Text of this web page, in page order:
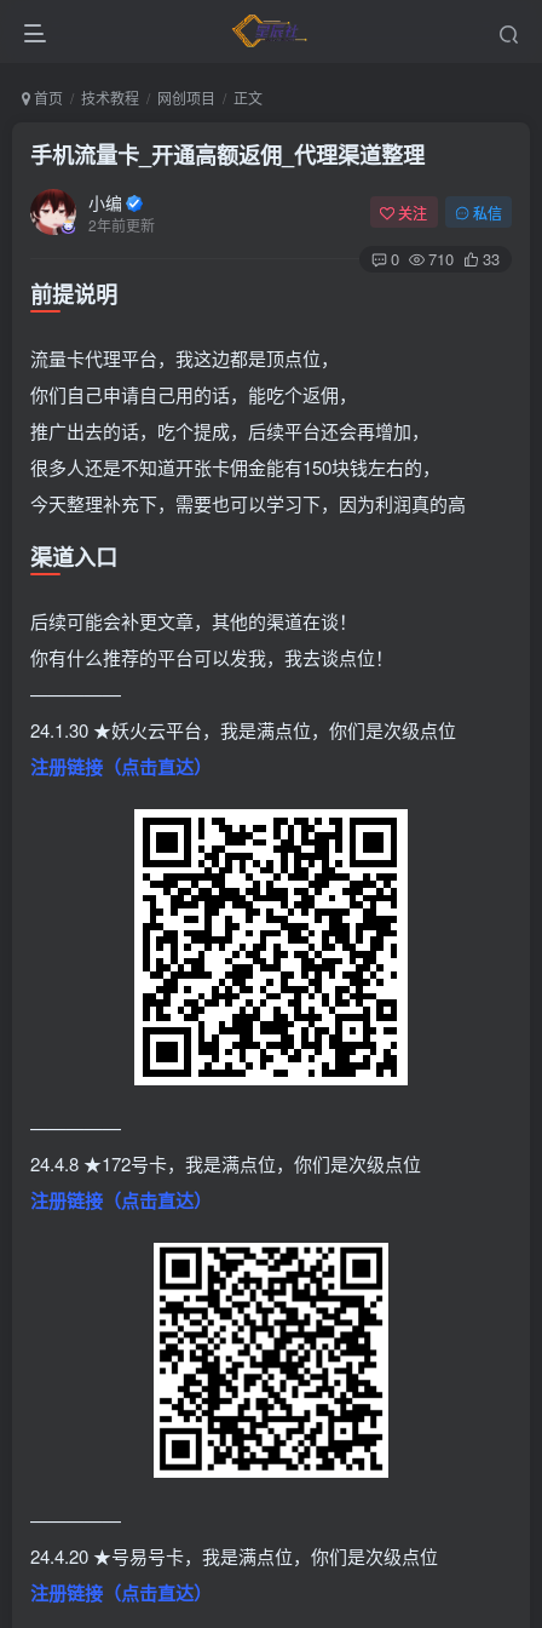
首页 技术教程 网创项目 正文
手机流量卡_开通高额返佣_代理渠道整理
小编
2年前更新
关注 私信
0 710 33
前提说明
流量卡代理平台，我这边都是顶点位，
你们自己申请自己用的话，能吃个返佣，
推广出去的话，吃个提成，后续平台还会再增加，
很多人还是不知道开张卡佣金能有150块钱左右的，
今天整理补充下，需要也可以学习下，因为利润真的高
渠道入口
后续可能会补更文章，其他的渠道在谈！
你有什么推荐的平台可以发我，我去谈点位！
—————
24.1.30 ★妖火云平台，我是满点位，你们是次级点位
注册链接（点击直达）
—————
24.4.8 ★172号卡，我是满点位，你们是次级点位
注册链接（点击直达）
—————
24.4.20 ★号易号卡，我是满点位，你们是次级点位
注册链接（点击直达）